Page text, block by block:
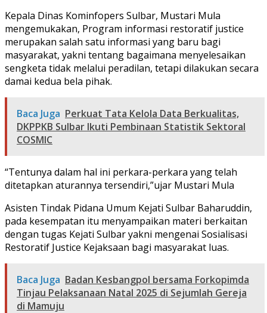
Kepala Dinas Kominfopers Sulbar, Mustari Mula
mengemukakan, Program informasi restoratif justice
merupakan salah satu informasi yang baru bagi
masyarakat, yakni tentang bagaimana menyelesaikan
sengketa tidak melalui peradilan, tetapi dilakukan secara
damai kedua bela pihak.
Baca Juga Perkuat Tata Kelola Data Berkualitas,
DKPPKB Sulbar Ikuti Pembinaan Statistik Sektoral
COSMIC
“Tentunya dalam hal ini perkara-perkara yang telah
ditetapkan aturannya tersendiri,”ujar Mustari Mula
Asisten Tindak Pidana Umum Kejati Sulbar Baharuddin,
pada kesempatan itu menyampaikan materi berkaitan
dengan tugas Kejati Sulbar yakni mengenai Sosialisasi
Restoratif Justice Kejaksaan bagi masyarakat luas.
Baca Juga Badan Kesbangpol bersama Forkopimda
Tinjau Pelaksanaan Natal 2025 di Sejumlah Gereja
di Mamuju